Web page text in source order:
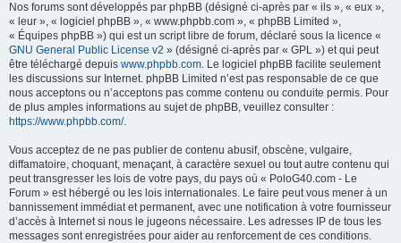
Nos forums sont développés par phpBB (désigné ci-après par « ils », « eux »,
« leur », « logiciel phpBB », « www.phpbb.com », « phpBB Limited »,
« Équipes phpBB ») qui est un script libre de forum, déclaré sous la licence «
GNU General Public License v2 » (désigné ci-après par « GPL ») et qui peut
être téléchargé depuis www.phpbb.com. Le logiciel phpBB facilite seulement
les discussions sur Internet. phpBB Limited n’est pas responsable de ce que
nous acceptons ou n’acceptons pas comme contenu ou conduite permis. Pour
de plus amples informations au sujet de phpBB, veuillez consulter :
https://www.phpbb.com/.
Vous acceptez de ne pas publier de contenu abusif, obscène, vulgaire,
diffamatoire, choquant, menaçant, à caractère sexuel ou tout autre contenu qui
peut transgresser les lois de votre pays, du pays où « PoloG40.com - Le
Forum » est hébergé ou les lois internationales. Le faire peut vous mener à un
bannissement immédiat et permanent, avec une notification à votre fournisseur
d’accès à Internet si nous le jugeons nécessaire. Les adresses IP de tous les
messages sont enregistrées pour aider au renforcement de ces conditions.